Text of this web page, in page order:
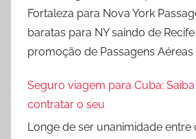
Fortaleza para Nova York
baratas para NY saindo de
promoção de Passagens Aéreas
Seguro viagem para Cuba:
contratar o seu
Longe de ser unanimidade entre